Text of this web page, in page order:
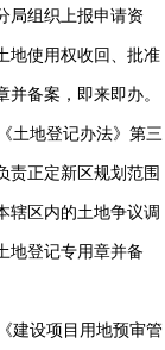
局组织上报申请资
地使用权收回、批准
备案，即来即办。
土地登记办法》第三
责正定新区规划范围
辖区内的土地争议调
地登记专用章并备
建设项目用地预审管